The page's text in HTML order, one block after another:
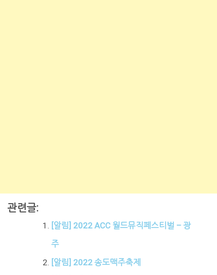
관련글:
[알림] 2022 ACC 월드뮤직페스티벌 – 광
주
[알림] 2022 송도맥주축제